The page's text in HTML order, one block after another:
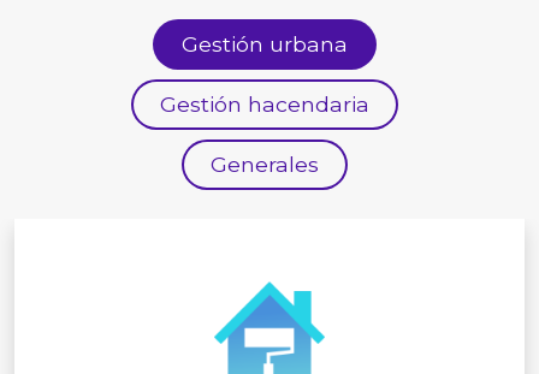
Gestión urbana
Gestión hacendaria
Generales